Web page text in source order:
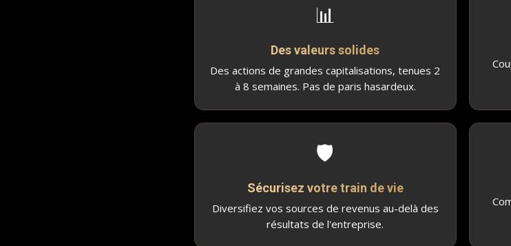
📊
Des valeurs solides
Des actions de grandes capitalisations, tenues 2
à 8 semaines. Pas de paris hasardeux.
🛡
Sécurisez votre train de vie
Diversifiez vos sources de revenus au-delà des
résultats de l'entreprise.